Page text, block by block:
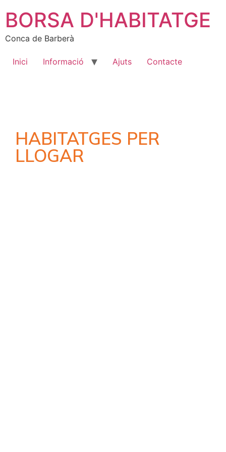
BORSA D'HABITATGE
Conca de Barberà
Inici Informació Ajuts Contacte
HABITATGES PER
LLOGAR